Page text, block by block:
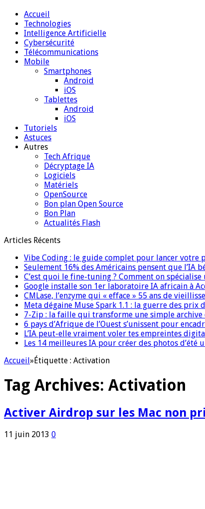
Accueil
Technologies
Intelligence Artificielle
Cybersécurité
Télécommunications
Mobile
Smartphones
Android
iOS
Tablettes
Android
iOS
Tutoriels
Astuces
Autres
Tech Afrique
Décryptage IA
Logiciels
Matériels
OpenSource
Bon plan Open Source
Bon Plan
Actualités Flash
Articles Récents
Vibe Coding : le guide complet pour lancer votre
Seulement 16% des Américains pensent que l’IA
C’est quoi le fine-tuning ? Comment on
Google installe son 1er laboratoire IA africain à
CMLase, l’enzyme qui « efface » 55 ans de
Meta dégaine Muse Spark 1.1 : la guerre des prix
7-Zip : la faille qui transforme une simple
6 pays d’Afrique de l’Ouest s’unissent pour
L’IA peut-elle vraiment voler tes empreintes
Les 14 meilleures IA pour créer des photos d’été
Accueil»Étiquette : Activation
Tag Archives: Activation
Activer Airdrop sur les Mac non
11 juin 2013 0